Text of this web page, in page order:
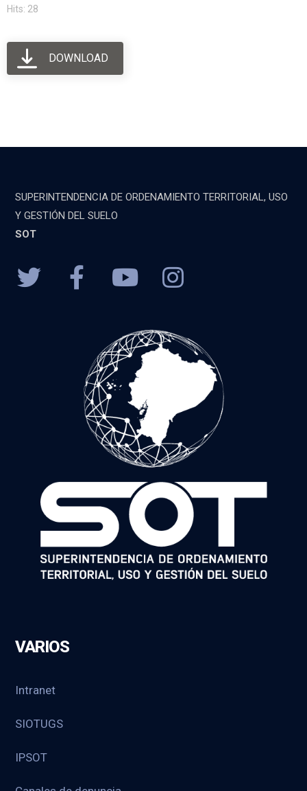
Hits: 28
DOWNLOAD
SUPERINTENDENCIA DE ORDENAMIENTO TERRITORIAL, USO
Y GESTIÓN DEL SUELO
SOT
VARIOS
Intranet
SIOTUGS
IPSOT